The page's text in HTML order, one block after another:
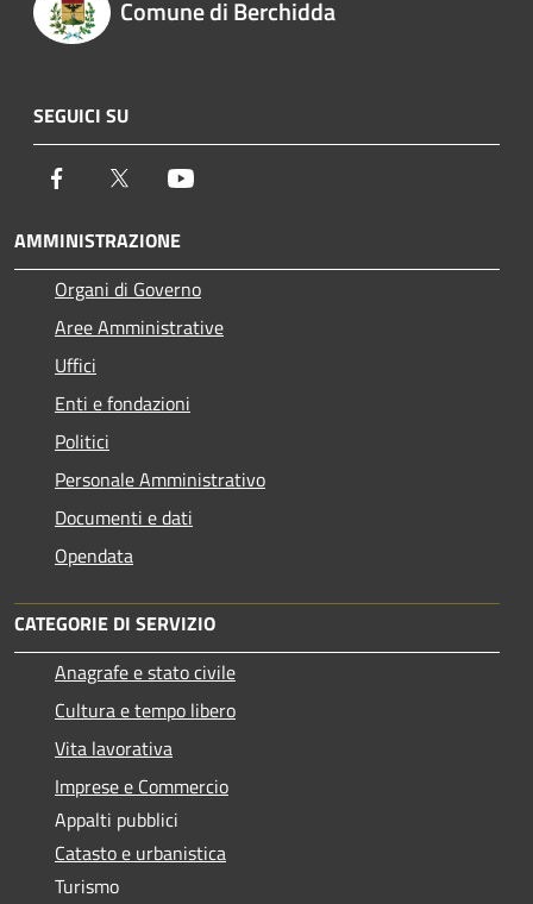
Comune di Berchidda
SEGUICI SU
Facebook Twitter
AMMINISTRAZIONE
Organi di Governo
Aree Amministrative
Uffici
Enti e fondazioni
Politici
Personale Amministrativo
Documenti e dati
Opendata
CATEGORIE DI SERVIZIO
Anagrafe e stato civile
Cultura e tempo libero
Vita lavorativa
Imprese e Commercio
Appalti pubblici
Catasto e urbanistica
Turismo